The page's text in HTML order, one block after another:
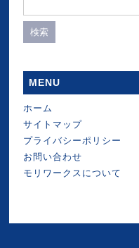
索:
MENU
ホーム
サイトマップ
プライバシーポリシー
お問い合わせ
モリワークスについて